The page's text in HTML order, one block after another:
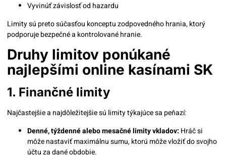
Vyvinúť závislosť od hazardu
Limity sú preto súčasťou konceptu zodpovedného hrania, ktorý
podporuje bezpečné a kontrolované hranie.
Druhy limitov ponúkané
najlepšími online kasínami SK
1. Finančné limity
Najčastejšie a najdôležitejšie sú limity týkajúce sa peňazí:
Denné, týždenné alebo mesačné limity vkladov: Hráč si
môže nastaviť maximálnu sumu, ktorú môže vložiť do svojho
účtu za dané obdobie.